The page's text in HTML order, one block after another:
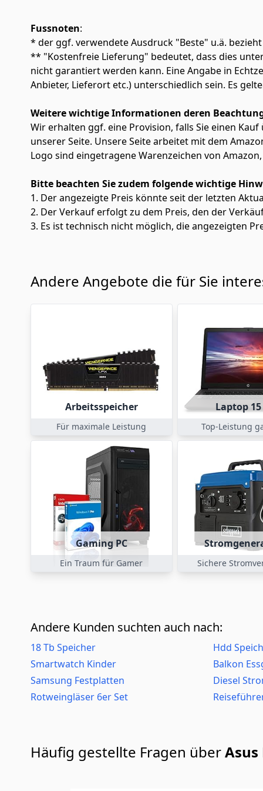
Fussnoten:
* der ggf. verwendete Ausdruck "Beste" u.ä.
** "Kostenfreie Lieferung" bedeutet, dass dies
nicht garantiert werden kann. Eine Angabe in
Anbieter, Lieferort etc.) unterschiedlich sein. Es
Weitere wichtige Informationen deren
Wir erhalten ggf. eine Provision, falls Sie einen
unserer Seite. Unsere Seite arbeitet mit dem
Logo sind eingetragene Warenzeichen von
Bitte beachten Sie zudem folgende wichtige
1. Der angezeigte Preis könnte seit der letzten
2. Der Verkauf erfolgt zu dem Preis, den der
3. Es ist technisch nicht möglich, die angezeigten
Andere Angebote die für Sie
Arbeitsspeicher
Für maximale Leistung
Laptop
Top-Leistung
Gaming PC
Ein Traum für Gamer Sichere
Andere Kunden suchten auch nach:
18 Tb Speicher Hdd
Smartwatch Kinder
Balkon
Samsung Festplatten
Diesel
Rotweingläser 6er Set
Häufig gestellte Fragen über